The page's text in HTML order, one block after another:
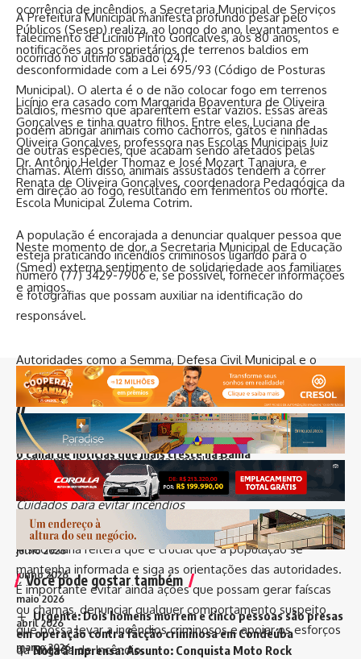
ocorrência de incêndios, a Secretaria Municipal de Serviços
Públicos (Sesep) realiza, ao longo do ano, levantamentos e
notificações aos proprietários de terrenos baldios em
desconformidade com a Lei 695/93 (Código de Posturas
Municipal). O alerta é o de não colocar fogo em terrenos
baldios, mesmo que aparentem estar vazios. Essas áreas
podem abrigar animais como cachorros, gatos e ninhadas
de outras espécies, que acabam sendo afetados pelas
chamas. Além disso, animais assustados tendem a correr
em direção ao fogo, resultando em ferimentos ou morte.
A população é encorajada a denunciar qualquer pessoa que
esteja praticando incêndios criminosos ligando para o
número (77) 3429-7906 e, se possível, fornecer informações
e fotografias que possam auxiliar na identificação do
responsável.
Autoridades como a Semma, Defesa Civil Municipal e o
Corpo de Bombeiros estão empenhadas em controlar os
incêndios e minimizar os danos. No entanto, é fundamental
que haja um esforço conjunto da comunidade, governo e
sociedade civil para proteger o meio ambiente e garantir a
segurança e o bem-estar da população.
Cuidados para evitar incêndios
A secretária reitera que é crucial que a população se
mantenha informada e siga as orientações das autoridades.
É importante evitar ainda ações que possam gerar faíscas
ou chamas, denunciar qualquer comportamento suspeito
que possa levar a incêndios criminosos e apoiar os esforços
da Brigada de Incêndio.
A Prefeitura Municipal manifesta profundo pesar pelo
falecimento de Licínio Pinto Goncalves, aos 80 anos,
ocorrido no último sábado (24).
Licínio era casado com Margarida Boaventura de Oliveira
Gonçalves e tinha quatro filhos. Entre eles, Luciana de
Oliveira Gonçalves, professora nas Escolas Municipais Juiz
Dr. Antônio Helder Thomaz e José Mozart Tanajura, e
Renata de Oliveira Gonçalves, coordenadora Pedagógica da
Escola Municipal Zulema Cotrim.
Neste momento de dor, a Secretaria Municipal de Educação
(Smed) externa sentimento de solidariedade aos familiares
e amigos.
Você pode gostar também
Urgente: Dois homens morrem e cinco pessoas são presas
em operação contra facção criminosa em Condeúba
Nota à Imprensa: Assunto: Conquista Moto Rock
//
I nfluenciamos mais de 8 mil pessoas todos os dias e somos
o canal de notícias que mais cresce na Bahia
Arquivos
agosto 2026
julho 2026
junho 2026
maio 2026
abril 2026
março 2026